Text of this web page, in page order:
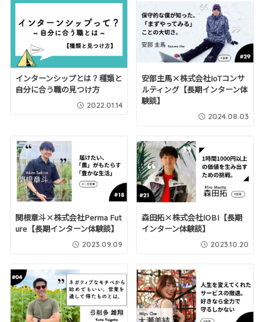
インターンシップとは？種類と
自分に合う職の見つけ方
2022.01.14
安部主馬×株式会社IoTコンサ
ルティング【長期インターン体
験談】
2024.08.03
関根章斗×株式会社Perma Fut
ure【長期インターン体験談】
2023.09.09
森田拓×株式会社IOBI【長期
インターン体験談】
2023.10.20